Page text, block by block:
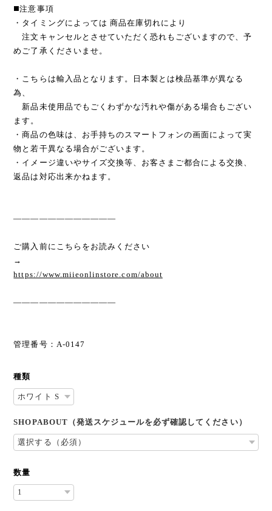
◼️注意事項
・タイミングによっては 商品在庫切れにより
注文キャンセルとさせていただく恐れもございますので、予
めご了承くださいませ。
・こちらは輸入品となります。日本製とは検品基準が異なる
為、
新品未使用品でもごくわずかな汚れや傷がある場合もござい
ます。
・商品の色味は、お手持ちのスマートフォンの画面によって実
物と若干異なる場合がございます。
・イメージ違いやサイズ交換等、お客さまご都合による交換、
返品は対応出来かねます。
————————————
ご購入前にこちらをお読みください
→
https://www.miieonlinstore.com/about
————————————
管理番号：A-0147
種類
SHOPABOUT（発送スケジュールを必ず確認してください）
数量